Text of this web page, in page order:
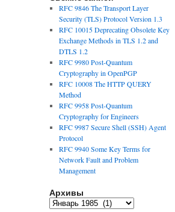
RFC 9846 The Transport Layer
Security (TLS) Protocol Version 1.3
RFC 10015 Deprecating Obsolete Key
Exchange Methods in TLS 1.2 and
DTLS 1.2
RFC 9980 Post-Quantum
Cryptography in OpenPGP
RFC 10008 The HTTP QUERY
Method
RFC 9958 Post-Quantum
Cryptography for Engineers
RFC 9987 Secure Shell (SSH) Agent
Protocol
RFC 9940 Some Key Terms for
Network Fault and Problem
Management
Архивы
Архивы